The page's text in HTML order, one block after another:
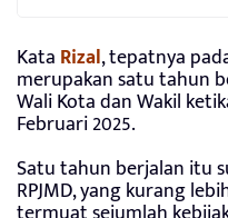
Kata Rizal, tepatnya
merupakan satu tahun
Wali Kota dan Wakil
Februari 2025.
Satu tahun berjalan itu
RPJMD, yang kurang